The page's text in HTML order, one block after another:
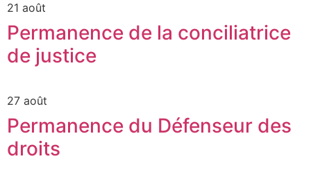
21 août
Permanence de la conciliatrice
de justice
27 août
Permanence du Défenseur des
droits